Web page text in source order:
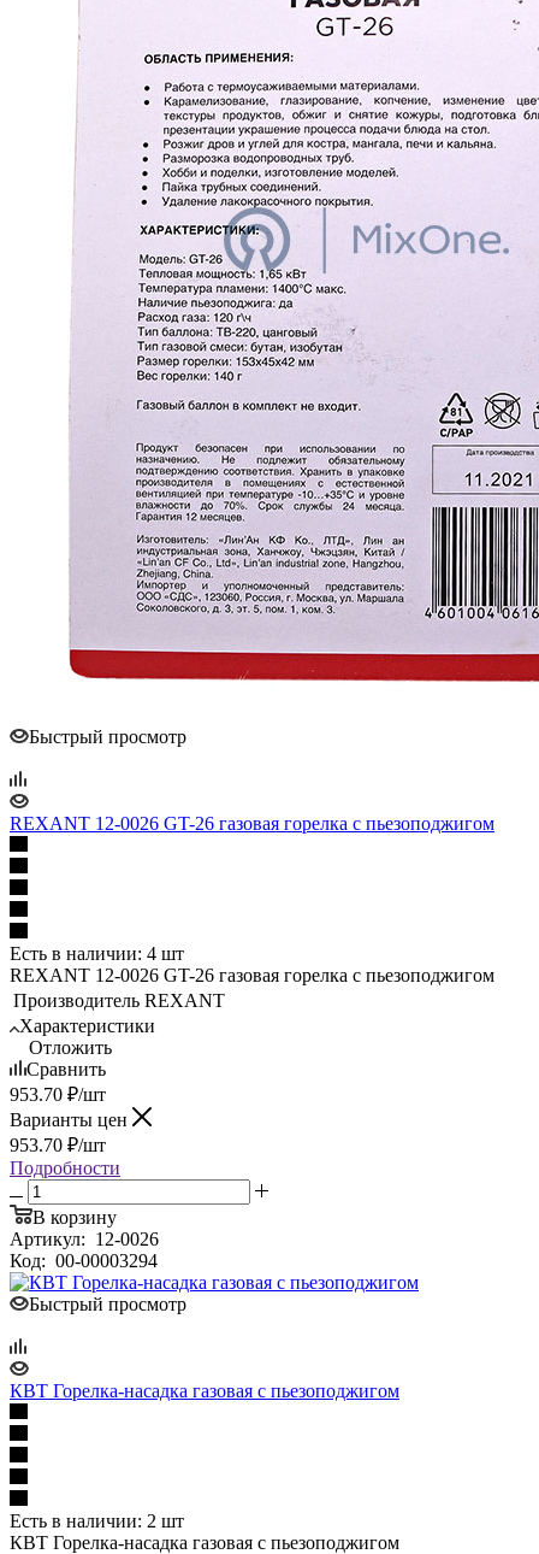
Быстрый просмотр
REXANT 12-0026 GT-26 газовая горелка с пьезоподжигом
Есть в наличии: 4 шт
REXANT 12-0026 GT-26 газовая горелка с пьезоподжигом
Производитель REXANT
Характеристики
Отложить
Сравнить
953.70 ₽/шт
Варианты цен
953.70 ₽/шт
Подробности
В корзину
Артикул: 12-0026
Код: 00-00003294
Быстрый просмотр
КВТ Горелка-насадка газовая с пьезоподжигом
Есть в наличии: 2 шт
КВТ Горелка-насадка газовая с пьезоподжигом